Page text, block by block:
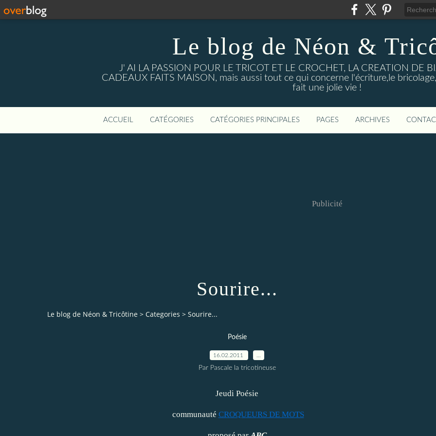
Le blog de Néon &
J' AI LA PASSION POUR LE TRICOT ET LE CROCHET, LA CREATION DE
CADEAUX FAITS MAISON, mais aussi tout ce qui concerne l'écriture,le
fait une jolie vie !
ACCUEIL CATÉGORIES CATÉGORIES PRINCIPALES PAGES ARCHIVES
Publicité
Sourire...
Le blog de Néon & Tricôtine > Categories > Sourire...
Poésie
16.02.2011
Par Pascale la tricotineuse
Jeudi Poésie
communauté CROQUEURS DE MOTS